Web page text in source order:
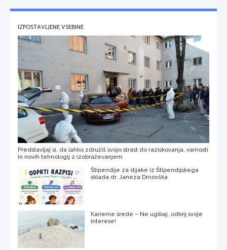
IZPOSTAVLJENE VSEBINE
Predstavljaj si, da lahko združiš svojo strast do raziskovanja, varnosti
in novih tehnologij z izobraževanjem
Štipendije za dijake iz Štipendijskega
sklada dr. Janeza Drnovška
Karierne srede – Ne ugibaj, odkrij svoje
interese!